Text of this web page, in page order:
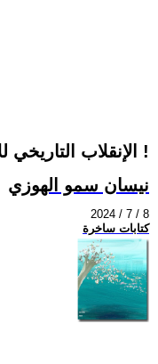
الإنقلاب التاريخي للإنتخابات الفرنسية !
نيسان سمو الهوزي
2024 / 7 / 8
كتابات ساخرة